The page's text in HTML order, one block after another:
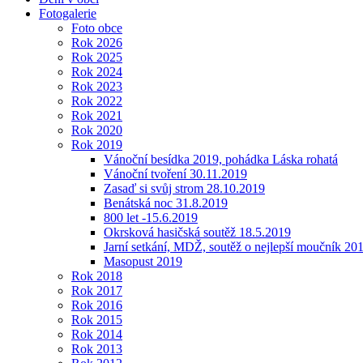
Fotogalerie
Foto obce
Rok 2026
Rok 2025
Rok 2024
Rok 2023
Rok 2022
Rok 2021
Rok 2020
Rok 2019
Vánoční besídka 2019, pohádka Láska rohatá
Vánoční tvoření 30.11.2019
Zasaď si svůj strom 28.10.2019
Benátská noc 31.8.2019
800 let -15.6.2019
Okrsková hasičská soutěž 18.5.2019
Jarní setkání, MDŽ, soutěž o nejlepší moučník
Masopust 2019
Rok 2018
Rok 2017
Rok 2016
Rok 2015
Rok 2014
Rok 2013